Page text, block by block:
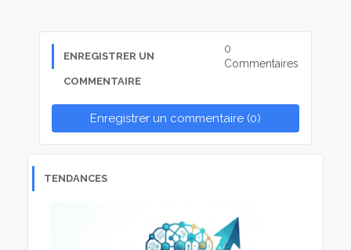
ENREGISTRER UN
COMMENTAIRE
0
Commentaires
Enregistrer un commentaire (0)
TENDANCES